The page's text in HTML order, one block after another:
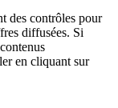
des contrôles pour
diffusées. Si
en cliquant sur